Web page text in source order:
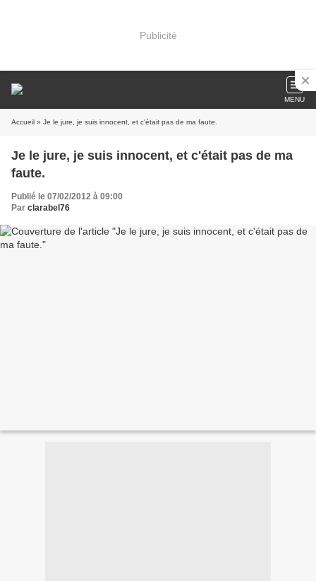
Publicité
MENU
Accueil » Je le jure, je suis innocent, et c'était pas de ma faute.
Je le jure, je suis innocent, et c'était pas de ma
faute.
Publié le 07/02/2012 à 09:00
Par clarabel76